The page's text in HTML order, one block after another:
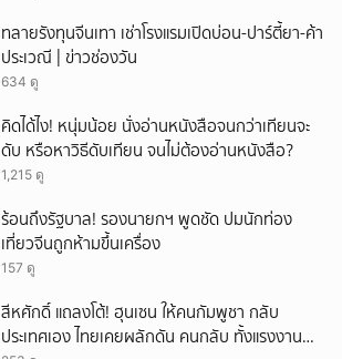
ทลายรังทุนจีนเทา เช่าโรงแรมเปิดบ่อน-ปาร์ตี้ยา-ค้า
ประเวณี | ข่าวช่องวัน
634 ดู
คิดได้ไง! หนุ่มน้อย นั่งอ่านหนังสือจนกว่าเทียนจะ
ดับ หรือหาวิธีดับเทียน จนไม่ต้องอ่านหนังสือ?
1,215 ดู
ร้อนถึงรัฐบาล! รองนายกฯ พูดชัด ปมนักท่อง
เที่ยวจีนถูกห้ามขึ้นเครื่อง
157 ดู
สีหศักดิ์ แถลงโต้! ฮุนเซน ให้คนกัมพูชา กลับ
ประเทศเอง ไทยเคยผลักดัน คนกลับ ทั้งแรงงาน